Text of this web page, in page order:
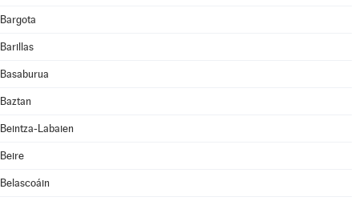
Bargota
Barillas
Basaburua
Baztan
Beintza-Labaien
Beire
Belascoáin